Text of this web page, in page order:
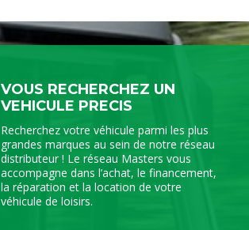
VOUS RECHERCHEZ UN
VEHICULE PRECIS
Recherchez votre véhicule parmi les plus
grandes marques au sein de notre réseau
distributeur ! Le réseau Masters vous
accompagne dans l’achat, le financement,
la réparation et la location de votre
véhicule de loisirs.